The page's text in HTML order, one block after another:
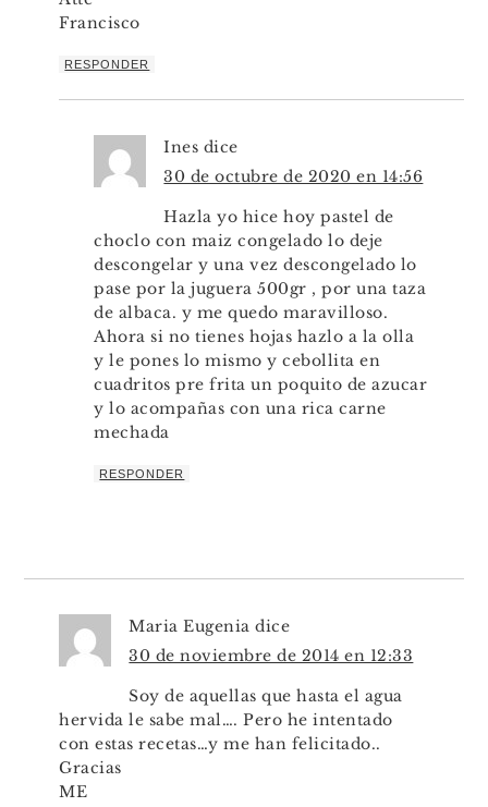
Francisco
RESPONDER
Ines dice
30 de octubre de 2020 en 14:56
Hazla yo hice hoy pastel de
choclo con maiz congelado lo deje
descongelar y una vez descongelado lo
pase por la juguera 500gr , por una taza
de albaca. y me quedo maravilloso.
Ahora si no tienes hojas hazlo a la olla
y le pones lo mismo y cebollita en
cuadritos pre frita un poquito de azucar
y lo acompañas con una rica carne
mechada
RESPONDER
Maria Eugenia dice
30 de noviembre de 2014 en 12:33
Soy de aquellas que hasta el agua
hervida le sabe mal…. Pero he intentado
con estas recetas…y me han felicitado..
Gracias
ME